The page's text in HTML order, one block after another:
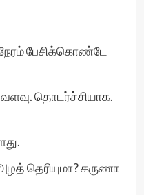
பேசிக்கொண்டே
தொடர்ச்சியாக.
தெரியுமா? கருணா